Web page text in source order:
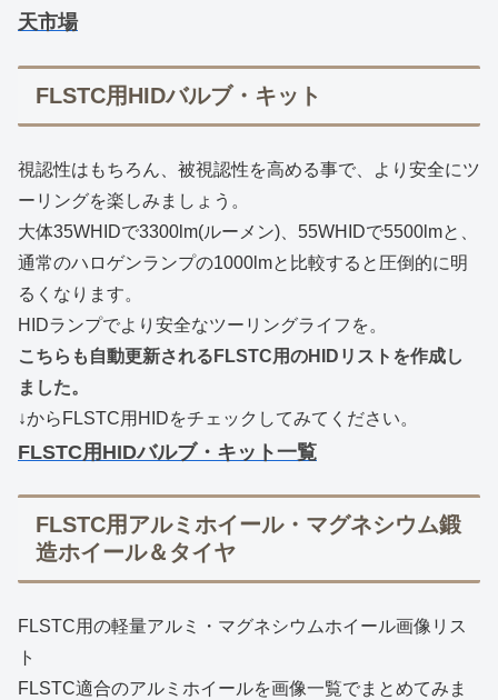
天市場
FLSTC用HIDバルブ・キット
視認性はもちろん、被視認性を高める事で、より安全にツ
ーリングを楽しみましょう。
大体35WHIDで3300lm(ルーメン)、55WHIDで5500lmと、
通常のハロゲンランプの1000lmと比較すると圧倒的に明
るくなります。
HIDランプでより安全なツーリングライフを。
こちらも自動更新されるFLSTC用のHIDリストを作成し
ました。
↓からFLSTC用HIDをチェックしてみてください。
FLSTC用HIDバルブ・キット一覧
FLSTC用アルミホイール・マグネシウム鍛
造ホイール＆タイヤ
FLSTC用の軽量アルミ・マグネシウムホイール画像リス
ト
FLSTC適合のアルミホイールを画像一覧でまとめてみま